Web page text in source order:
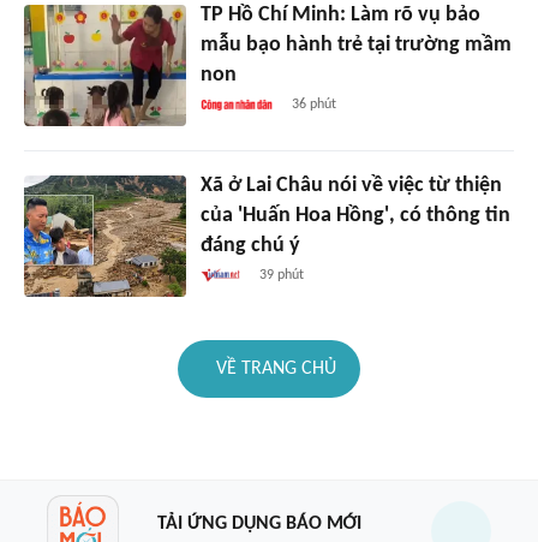
TP Hồ Chí Minh: Làm rõ vụ bảo
mẫu bạo hành trẻ tại trường mầm
non
36 phút
Xã ở Lai Châu nói về việc từ thiện
của 'Huấn Hoa Hồng', có thông tin
đáng chú ý
39 phút
VỀ TRANG CHỦ
TẢI ỨNG DỤNG BÁO MỚI